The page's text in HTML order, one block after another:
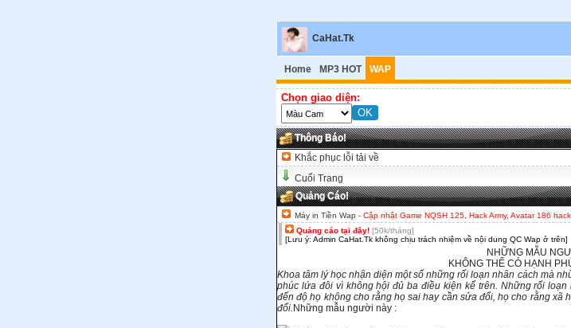
CaHat.Tk
Home MP3 HOT WAP
Chọn giao diện:
Thông Báo!
Khắc phục lỗi tải về
Cuối Trang
Quảng Cáo!
Máy in Tiền Wap - Cập nhật Game NQSH 125, Hack Army, Avatar 186 hack
Quảng cáo tại đây! [50k/tháng]
[Lưu ý: Admin CaHat.Tk không chịu trách nhiệm về nội dung QC Wap ở trên]
NHỮNG MẪU
KHÔNG THỂ CÓ HẠNH
Khoa tâm lý học nhận diện một số những rối loạn nhân cách mà
phúc lứa đôi vì không hội đủ ba điều kiện kể trên. Những rối
đến độ họ không cho rằng họ sai hay cần sửa đổi, họ cho rằng xã
đổi. Những mẫu người này :